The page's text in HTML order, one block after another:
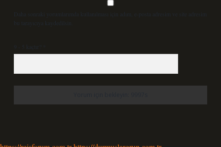
Daha sonraki yorumlarımda kullanılması için adım, e-posta adresim ve site adresim
bu tarayıcıya kaydedilsin.
9 - 5 kaçtır?